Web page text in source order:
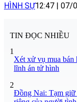
HÌNH SỰ12:47 | 07/
TIN ĐỌC NHIỀU
1
Xét xử vụ mua
lĩnh án tử hình
2
Đồng Nai: Tạm giữ